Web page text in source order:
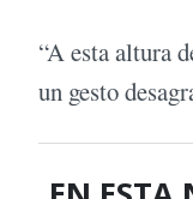
“A esta altura
un gesto